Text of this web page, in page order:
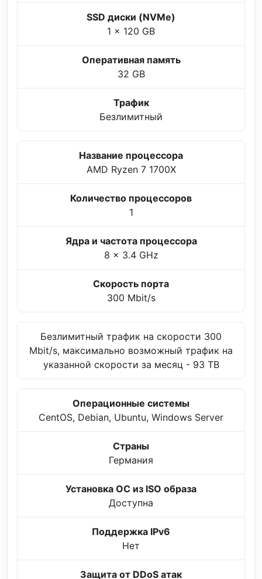
SSD диски (NVMe)
1 x 120 GB
Оперативная память
32 GB
Трафик
Безлимитный
Название процессора
AMD Ryzen 7 1700X
Количество процессоров
1
Ядра и частота процессора
8 x 3.4 GHz
Скорость порта
300 Mbit/s
Безлимитный трафик на скорости 300
Mbit/s, максимально возможный трафик на
указанной скорости за месяц - 93 TB
Операционные системы
CentOS, Debian, Ubuntu, Windows Server
Страны
Германия
Установка ОС из ISO образа
Доступна
Поддержка IPv6
Нет
Защита от DDoS атак